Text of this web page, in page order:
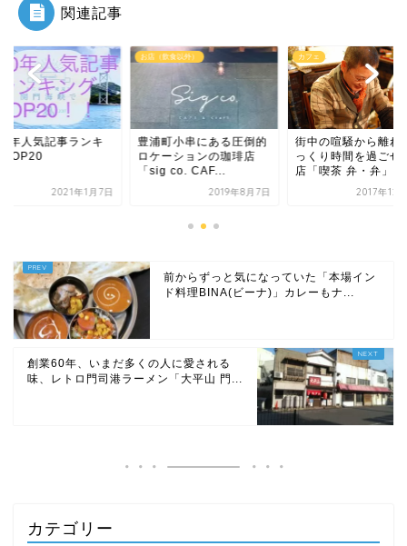
関連記事
年人気記事ランキ
TOP20
2021年1月7日
お店（飲食以外）
豊浦町小串にある圧倒的
ロケーションの珈琲店
「sig co. CAF...
2019年8月7日
カフェ
街中の喧騒から離れ
っくり時間を過ごせ
店「喫茶 弁・弁」
2017年12
前からずっと気になっていた「本場イン
ド料理BINA(ビーナ)」カレーもナ...
創業60年、いまだ多くの人に愛される
味、レトロ門司港ラーメン「大平山 門...
カテゴリー